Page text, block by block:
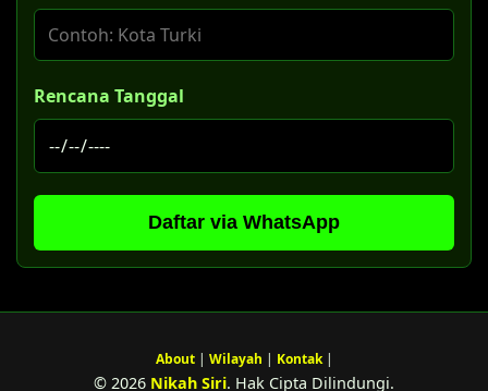
Rencana Tanggal
Daftar via WhatsApp
About| Wilayah | Kontak|
© 2026 Nikah Siri. Hak Cipta Dilindungi.